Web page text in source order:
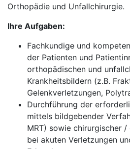
Orthopädie und Unfallchirurgie.
Ihre Aufgaben:
Fachkundige und
der Patienten und
orthopädischen und
Krankheitsbildern (z.B.
Gelenkverletzungen,
Durchführung der
mittels bildgebender
MRT) sowie chirurgischer
bei akuten Verletzungen